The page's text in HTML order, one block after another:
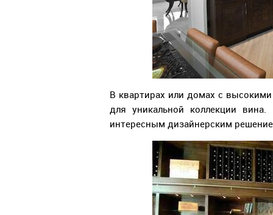
В квартирах или домах с
для уникальной коллекции
интересным дизайнерским